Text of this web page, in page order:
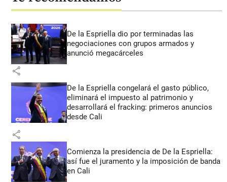
De la Espriella dio por terminadas las
negociaciones con grupos armados y
anunció megacárceles
share
De la Espriella congelará el gasto público,
eliminará el impuesto al patrimonio y
desarrollará el fracking: primeros anuncios
desde Cali
share
Comienza la presidencia de De la Espriella:
así fue el juramento y la imposición de banda
en Cali